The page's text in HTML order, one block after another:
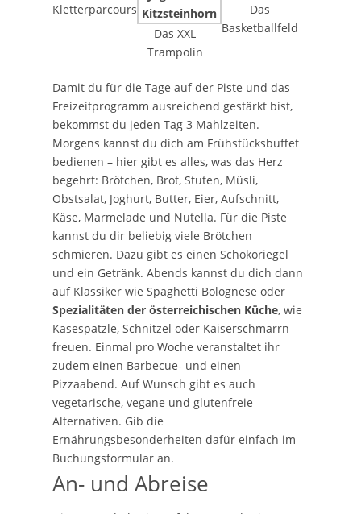
Kletterparcours
Das XXL
Trampolin
Das
Basketballfeld
Damit du für die Tage auf der Piste und das
Freizeitprogramm ausreichend gestärkt bist,
bekommst du jeden Tag 3 Mahlzeiten.
Morgens kannst du dich am Frühstücksbuffet
bedienen – hier gibt es alles, was das Herz
begehrt: Brötchen, Brot, Stuten, Müsli,
Obstsalat, Joghurt, Butter, Eier, Aufschnitt,
Käse, Marmelade und Nutella. Für die Piste
kannst du dir beliebig viele Brötchen
schmieren. Dazu gibt es einen Schokoriegel
und ein Getränk. Abends kannst du dich dann
auf Klassiker wie Spaghetti Bolognese oder
Spezialitäten der österreichischen Küche, wie
Käsespätzle, Schnitzel oder Kaiserschmarrn
freuen. Einmal pro Woche veranstaltet ihr
zudem einen Barbecue- und einen
Pizzaabend. Auf Wunsch gibt es auch
vegetarische, vegane und glutenfreie
Alternativen. Gib die
Ernährungsbesonderheiten dafür einfach im
Buchungsformular an.
An- und Abreise